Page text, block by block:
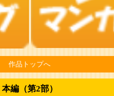
作品トップへ
本編（第2部）